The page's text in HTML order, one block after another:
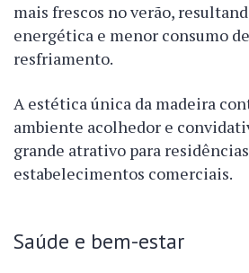
mais frescos no verão,
energética e menor consumo
resfriamento.
A estética única da madeira
ambiente acolhedor e
grande atrativo para
estabelecimentos comerciais.
Saúde e bem-estar